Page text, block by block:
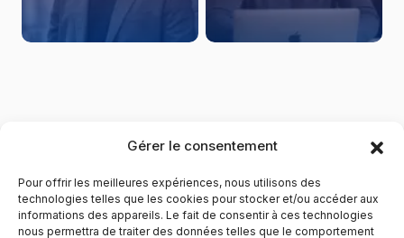
Gérer le consentement
Pour offrir les meilleures expériences, nous utilisons des
technologies telles que les cookies pour stocker et/ou accéder aux
informations des appareils. Le fait de consentir à ces technologies
nous permettra de traiter des données telles que le comportement